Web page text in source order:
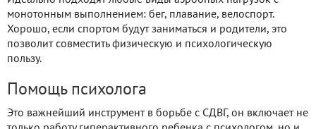
монотонным выполнением: бег, плавание, велоспорт.
Хорошо, если спортом будут заниматься и родители, это
позволит совместить физическую и психологическую
пользу.
Помощь психолога
Это важнейший инструмент в борьбе с СДВГ, он включает не